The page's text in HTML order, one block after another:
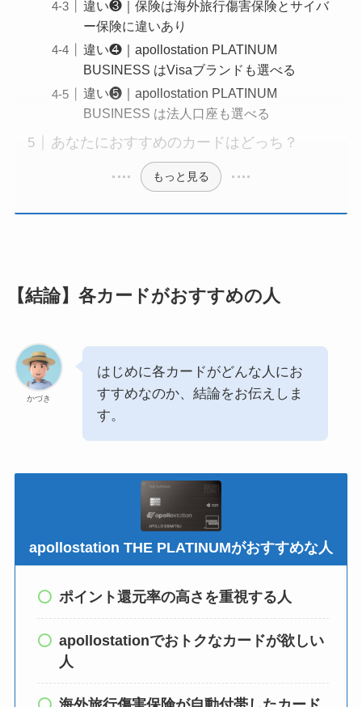
違い❸｜保険は海外旅行傷害保険とサイバ
ー保険に違いあり
違い❹｜apollostation PLATINUM
BUSINESS はVisaブランドも選べる
違い❺｜apollostation PLATINUM
BUSINESS は法人口座も選べる
あなたにおすすめのカードはどっち？
もっと見る
【結論】各カードがおすすめの人
かづき
はじめに各カードがどんな人にお
すすめなのか、結論をお伝えしま
す。
apollostation THE PLATINUMがおすすめな人
ポイント還元率の高さを重視する人
apollostationでおトクなカードが欲しい
人